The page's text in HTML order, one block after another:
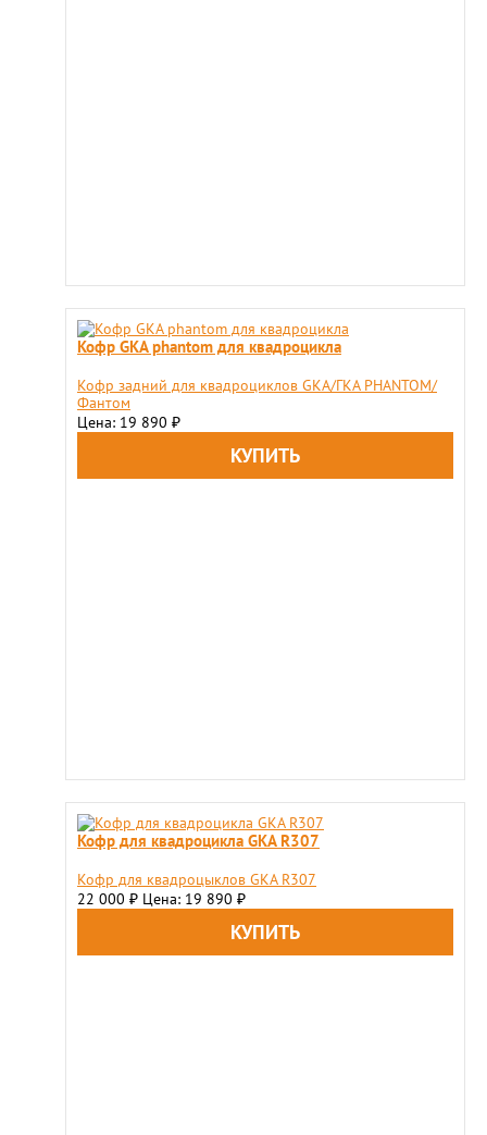
Кофр GKA phantom для квадроцикла
​Кофр задний для квадроциклов GKA/ГКА PHANTOM/
Фантом
Цена: 19 890 ₽
Кофр для квадроцикла GKA R307
Кофр для квадроцыклов GKA R307
22 000 ₽ Цена: 19 890 ₽